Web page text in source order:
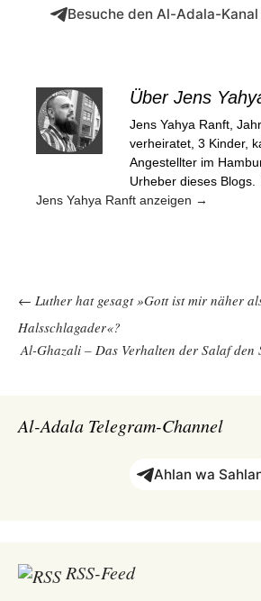
Besuche den Al-Adala-
Über Jens
Jens Yahya Ranft,
verheiratet, 3 Kinder,
Angestellter im
Urheber dieses Blogs.
Jens Yahya Ranft anzeigen →
← Luther hat gesagt »Gott ist mir näher
Halsschlagader«?
Al-Ghazali – Das Verhalten der Salaf den
Al-Adala Telegram-Channel
Ahlan wa
RSS-Feed